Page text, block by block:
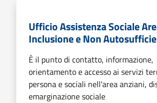
Ufficio Assistenza Sociale
Inclusione e Non
È il punto di contatto, informazione,
orientamento e accesso ai servizi
persona e sociali nell'area anziani,
emarginazione sociale